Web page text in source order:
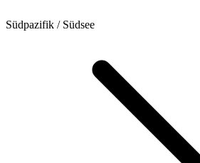
Südpazifik / Südsee